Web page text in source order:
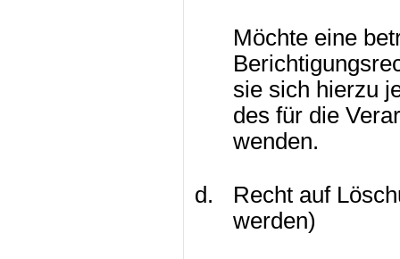
Möchte eine
sie sich hierzu
des für die
wenden.
Recht auf
werden)